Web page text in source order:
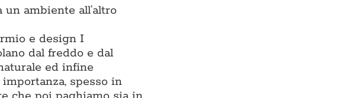
ambiente all’altro
e design I
dal freddo e dal
ed infine
spesso in